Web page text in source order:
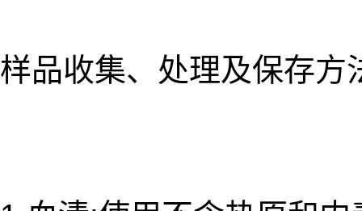
样品收集、处理及保存方